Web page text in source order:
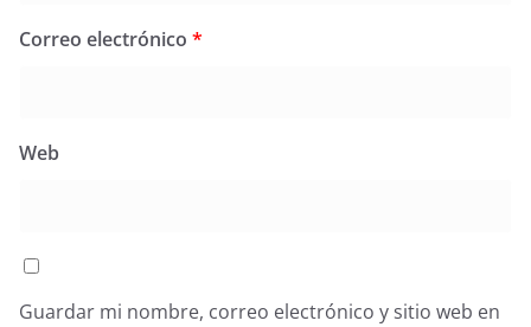
Correo electrónico *
Web
Guardar mi nombre, correo electrónico y sitio web en